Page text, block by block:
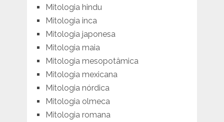
Mitologia hindu
Mitologia inca
Mitologia japonesa
Mitologia maia
Mitologia mesopotâmica
Mitologia mexicana
Mitologia nórdica
Mitologia olmeca
Mitologia romana